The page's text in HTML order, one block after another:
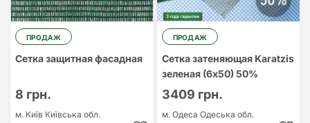
ПРОДАЖ
Сетка защитная фасадная
8 грн.
м. Київ Київська обл.
ПРОДАЖ
Сетка затеняющая Karatzis
зеленая (6х50) 50%
3409 грн.
м. Одеса Одеська обл.